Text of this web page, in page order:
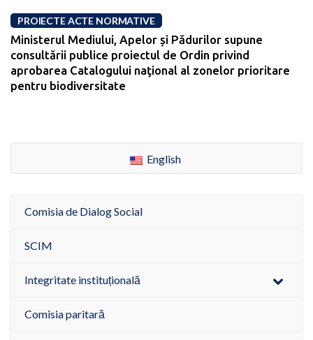
PROIECTE ACTE NORMATIVE
Ministerul Mediului, Apelor și Pădurilor supune
consultării publice proiectul de Ordin privind
aprobarea Catalogului naţional al zonelor prioritare
pentru biodiversitate
English
Comisia de Dialog Social
SCIM
Integritate instituțională
Comisia paritară